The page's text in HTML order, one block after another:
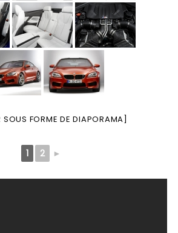
SOUS FORME DE DIAPORAMA]
1 2 ►